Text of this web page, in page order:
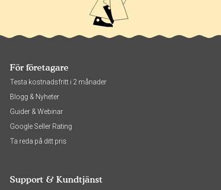
För företagare
Testa kostnadsfritt i 2 månader
Blogg & Nyheter
Guider & Webinar
Google Seller Rating
Ta reda på ditt pris
Support & Kundtjänst